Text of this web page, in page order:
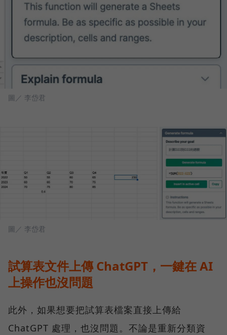
圖／ 李岱君
圖／ 李岱君
試算表文件上傳 ChatGPT，一鍵在 AI
上操作也沒問題
此外，如果想要把試算表檔案直接上傳給
ChatGPT 處理，也沒問題。不論是重新分類資